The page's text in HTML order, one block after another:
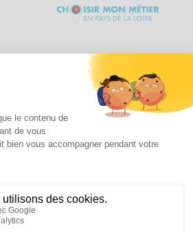
© Chambre de métiers et de l’artisanat Pays de la Loire - 2026